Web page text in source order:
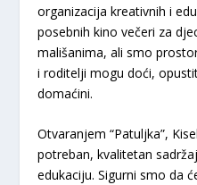
organizacija kreativnih i
posebnih kino večeri za
mališanima, ali smo
i roditelji mogu doći,
domaćini.
​Otvaranjem “Patuljka”,
potreban, kvalitetan
edukaciju. Sigurni smo da